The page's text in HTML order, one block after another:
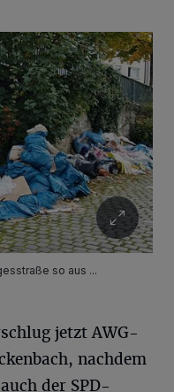
so aus ...
jetzt AWG-
nachdem
der SPD-